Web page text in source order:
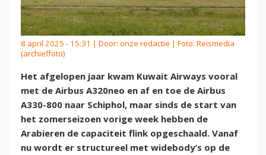
8 april 2025 - 15:31 | Door: onze redactie | Foto: Reismedia
(archieffoto)
Het afgelopen jaar kwam Kuwait Airways vooral
met de Airbus A320neo en af en toe de Airbus
A330-800 naar Schiphol, maar sinds de start van
het zomerseizoen vorige week hebben de
Arabieren de capaciteit flink opgeschaald. Vanaf
nu wordt er structureel met widebody’s op de